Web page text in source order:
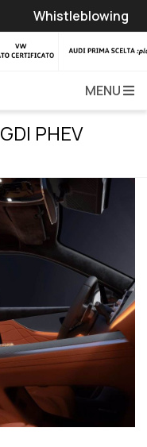
Whistleblowing
MENU
PHEV